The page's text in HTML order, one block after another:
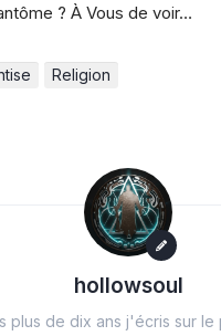
? À Vous de voir…
Religion
hollowsoul
plus de dix ans j'écris sur le